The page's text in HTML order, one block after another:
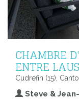
CHAMBRE
ENTRE
Cudrefin (15),
Steve &